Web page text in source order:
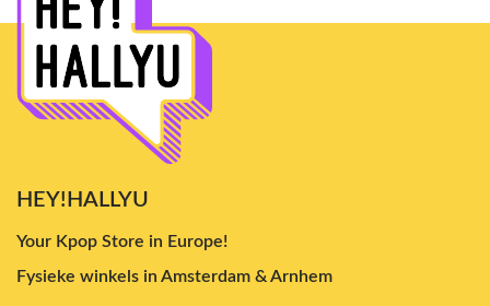
HEY!HALLYU
Your Kpop Store in Europe!
Fysieke winkels in Amsterdam & Arnhem